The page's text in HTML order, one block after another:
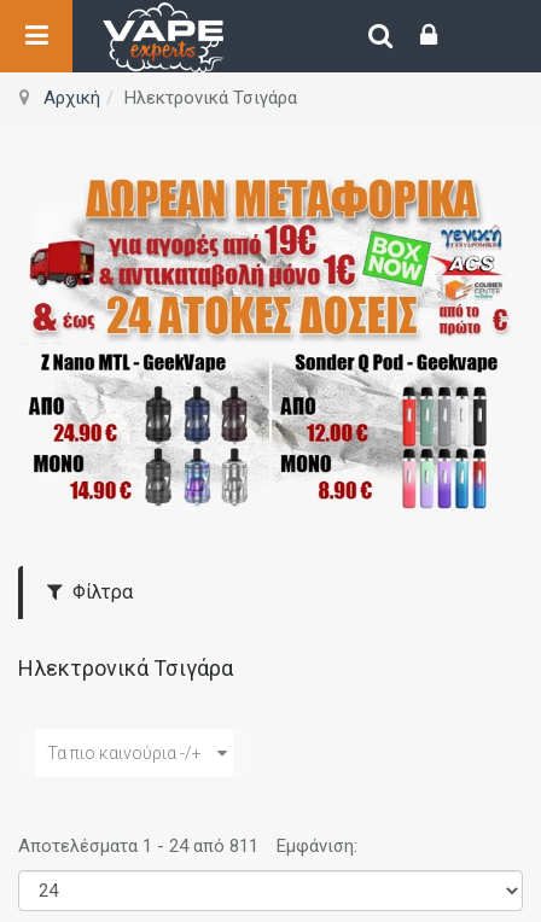
Αρχική Ηλεκτρονικά Τσιγάρα
Φίλτρα
Ηλεκτρονικά Τσιγάρα
Τα πιο καινούρια -/+
Αποτελέσματα 1 - 24 από 811 Εμφάνιση: